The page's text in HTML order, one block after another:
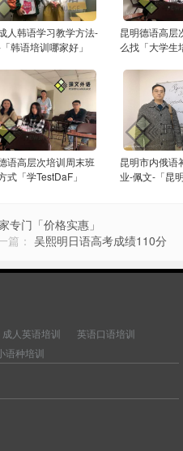
人韩语学习教学方法-
韩语培训哪家好」
昆明德语高层
么找「大学生
语高层次培训周末班
式「学TestDaF」
昆明市内俄语
业-佩文-「昆
专门「价格实惠」
篇： 吴熙明日语高考成绩110分
成人英语培训
英语口语培训
语种培训